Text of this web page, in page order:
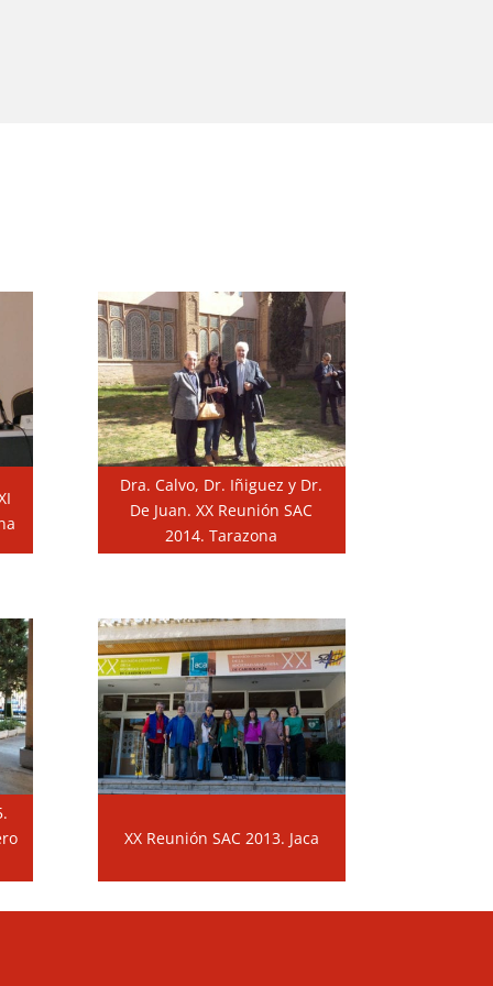
Dra. Calvo, Dr. Iñiguez y Dr.
De Juan. XX Reunión SAC
2014. Tarazona
XX Reunión SAC 2013. Jaca